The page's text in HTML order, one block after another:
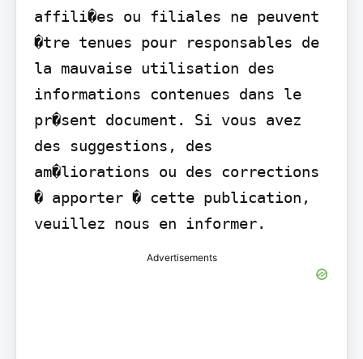
affili�es ou filiales ne peuvent
�tre tenues pour responsables de
la mauvaise utilisation des
informations contenues dans le
pr�sent document. Si vous avez
des suggestions, des
am�liorations ou des corrections
� apporter � cette publication,
veuillez nous en informer.
Advertisements